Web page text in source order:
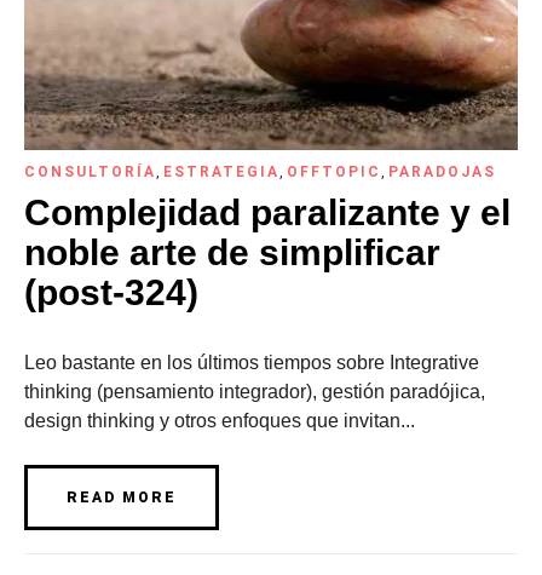
CONSULTORÍA, ESTRATEGIA, OFFTOPIC , PARADOJAS
Complejidad paralizante y el
noble arte de simplificar
(post-324)
Leo bastante en los últimos tiempos sobre Integrative
thinking (pensamiento integrador), gestión paradójica,
design thinking y otros enfoques que invitan...
READ MORE